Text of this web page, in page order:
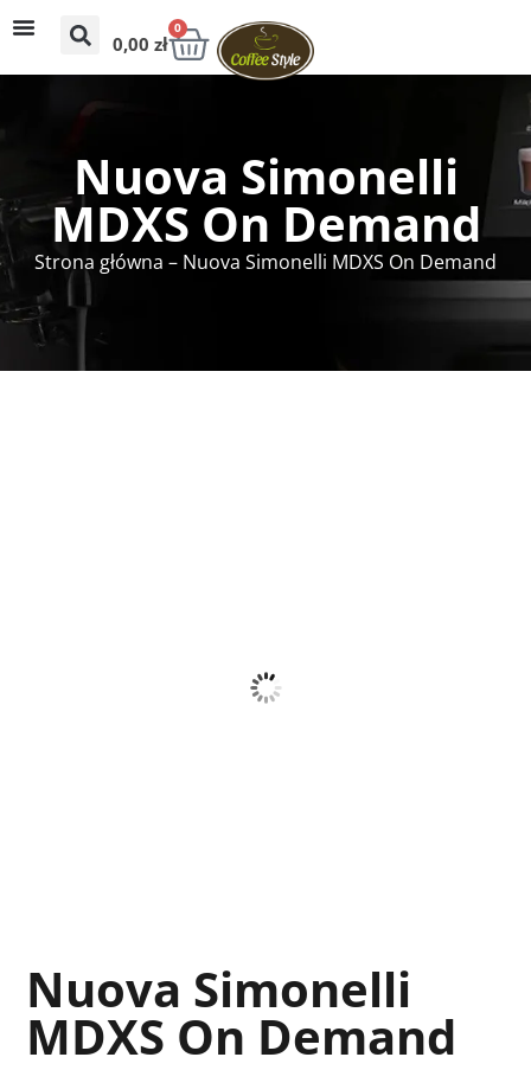
0,00 zł
0
Nuova Simonelli
MDXS On Demand
Strona główna – Nuova Simonelli MDXS On Demand
Nuova Simonelli
MDXS On Demand